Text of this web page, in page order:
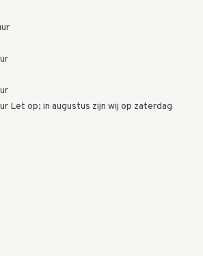
Let op; in augustus zijn wij op zaterdag